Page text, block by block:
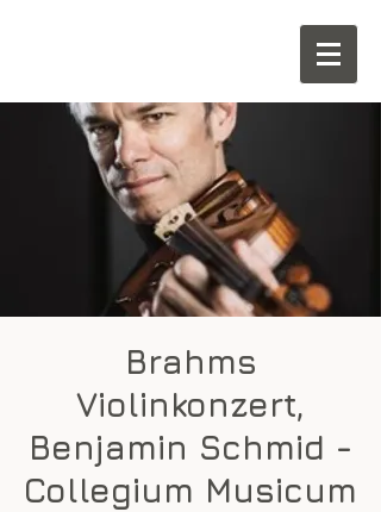
Brahms
Violinkonzert,
Benjamin Schmid -
Collegium Musicum